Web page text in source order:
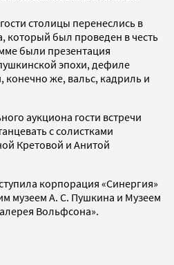
столицы перенеслись в
который был проведен в честь
были презентация
эпохи, дефиле
конечно же, вальс, кадриль и
аукциона гости встречи
с солистками
Кретовой и Анитой
корпорация «Синергия»
музеем А. С. Пушкина и Музеем
Вольфсона».